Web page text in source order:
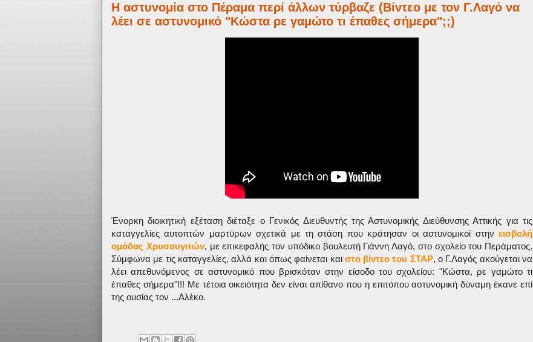
Η αστυνομία στο Πέραμα περί άλλων τύρβαζε (Βίντεο με τον Γ.Λαγό να
λέει σε αστυνομικό "Κώστα ρε γαμώτο τι έπαθες σήμερα";;)
Ένορκη διοικητική εξέταση διέταξε ο Γενικός Διευθυντής της Αστυνομικής Διεύθυνσης Αττικής για τις
καταγγελίες αυτοπτών μαρτύρων σχετικά με τη στάση που κράτησαν οι αστυνομικοί στην εισβολή
ομάδας Χρυσαυγιτών, με επικεφαλής τον υπόδικο βουλευτή Γιάννη Λαγό, στο σχολείο του Περάματος.
Σύμφωνα με τις καταγγελίες, αλλά και όπως φαίνεται και στο βίντεο του ΣΤΑΡ, o Γ.Λαγός ακούγεται να
λέει απεθυνόμενος σε αστυνομικό που βρισκόταν στην είσοδο του σχολείου: "Κώστα, ρε γαμώτο τι
έπαθες σήμερα"!!! Με τέτοια οικειότητα δεν είναι απίθανο που η επιτόπου αστυνομική δύναμη έκανε επί
της ουσίας τον ...Αλέκο.